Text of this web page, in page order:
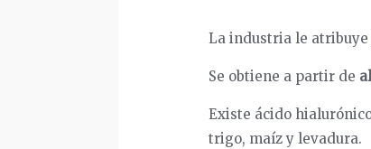
La industria le
Se obtiene a partir de
Existe ácido
trigo, maíz y levadura.